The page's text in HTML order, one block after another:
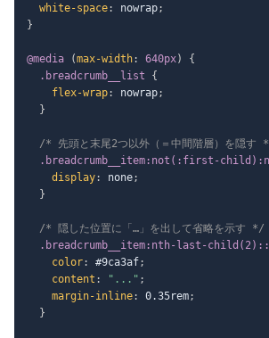
white-space: nowrap;
}
@media (max-width: 640px)
{
.breadcrumb__list
{
flex-wrap: nowrap;
}
/* 先頭と末尾2つ以外（＝中間階層）を隠す
.breadcrumb__item:not(:first-
display: none;
}
/* 隠した位置に「…」を出して省略を示す */
.breadcrumb__item:nth-last-
color: #9ca3af;
content : "..." ;
margin-inline: 0.35rem;
}